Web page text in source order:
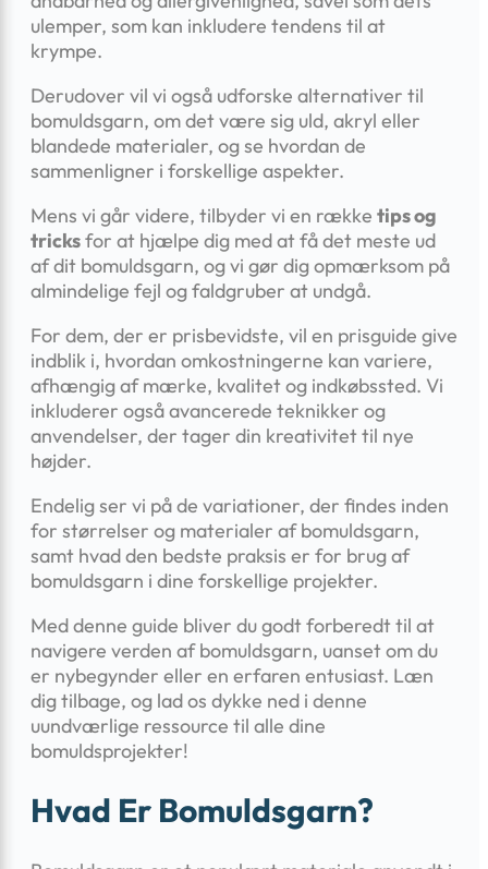
ulemper, som kan inkludere tendens til at
krympe.
Derudover vil vi også udforske alternativer til
bomuldsgarn, om det være sig uld, akryl eller
blandede materialer, og se hvordan de
sammenligner i forskellige aspekter.
Mens vi går videre, tilbyder vi en række tips og
tricksfor at hjælpe dig med at få det meste ud
af dit bomuldsgarn, og vi gør dig opmærksom på
almindelige fejl og faldgruber at undgå.
For dem, der er prisbevidste, vil en prisguide give
indblik i, hvordan omkostningerne kan variere,
afhængig af mærke, kvalitet og indkøbssted. Vi
inkluderer også avancerede teknikker og
anvendelser, der tager din kreativitet til nye
højder.
Endelig ser vi på de variationer, der findes inden
for størrelser og materialer af bomuldsgarn,
samt hvad den bedste praksis er for brug af
bomuldsgarn i dine forskellige projekter.
Med denne guide bliver du godt forberedt til at
navigere verden af bomuldsgarn, uanset om du
er nybegynder eller en erfaren entusiast. Læn
dig tilbage, og lad os dykke ned i denne
uundværlige ressource til alle dine
bomuldsprojekter!
Hvad Er Bomuldsgarn?